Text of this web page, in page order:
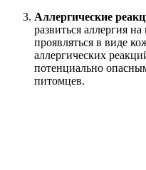
Аллергические
развиться аллергия
проявляться в виде
аллергических
потенциально
питомцев.